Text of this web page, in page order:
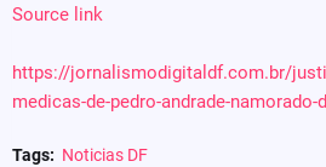
Source link
https://jornalismodigitaldf.com.br/
medicas-de-pedro-andrade-
Tags: Noticias DF